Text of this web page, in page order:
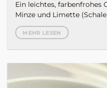
Ein leichtes, farbenfrohes
Minze und Limette
MEHR LESEN